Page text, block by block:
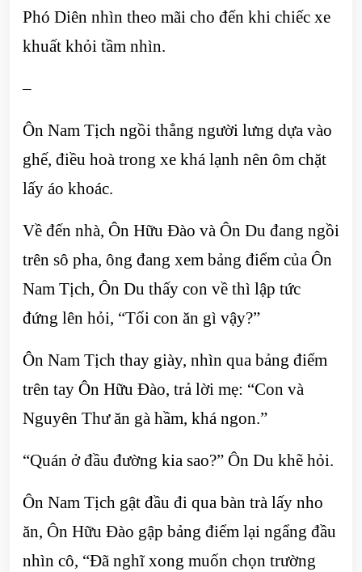
Phó Diên nhìn theo mãi cho đến khi chiếc xe
khuất khỏi tầm nhìn.
–
Ôn Nam Tịch ngồi thẳng người lưng dựa vào
ghế, điều hoà trong xe khá lạnh nên ôm chặt
lấy áo khoác.
Về đến nhà, Ôn Hữu Đào và Ôn Du đang ngồi
trên sô pha, ông đang xem bảng điểm của Ôn
Nam Tịch, Ôn Du thấy con về thì lập tức
đứng lên hỏi, “Tối con ăn gì vậy?”
Ôn Nam Tịch thay giày, nhìn qua bảng điểm
trên tay Ôn Hữu Đào, trả lời mẹ: “Con và
Nguyên Thư ăn gà hầm, khá ngon.”
“Quán ở đầu đường kia sao?” Ôn Du khẽ hỏi.
Ôn Nam Tịch gật đầu đi qua bàn trà lấy nho
ăn, Ôn Hữu Đào gập bảng điểm lại ngẩng đầu
nhìn cô, “Đã nghĩ xong muốn chọn trường